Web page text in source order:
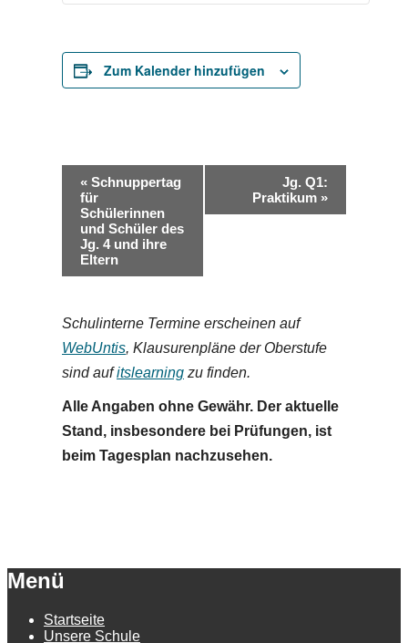
Zum Kalender hinzufügen
Veranstaltung-
Navigation
« Schnuppertag
für
Schülerinnen
und Schüler des
Jg. 4 und ihre
Eltern
Jg. Q1:
Praktikum »
Schulinterne Termine erscheinen auf
WebUntis, Klausurenpläne der Oberstufe
sind aufitslearning zu finden.
Alle Angaben ohne Gewähr. Der aktuelle
Stand, insbesondere bei Prüfungen, ist
beim Tagesplan nachzusehen.
Menü
Startseite
Unsere Schule